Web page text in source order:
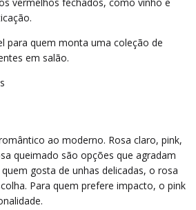
para quem monta uma coleção de
em salão.
ao moderno. Rosa claro, pink,
queimado são opções que agradam
gosta de unhas delicadas, o rosa
Para quem prefere impacto, o pink